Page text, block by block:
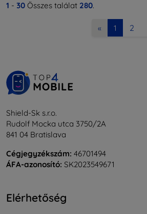
1 - 30 Összes találat 280.
« 1 2
Shield-Sk s.r.o.
Rudolf Mocka utca 3750/2A
841 04 Bratislava
Cégjegyzékszám: 46701494
ÁFA-azonosító: SK2023549671
Elérhetőség